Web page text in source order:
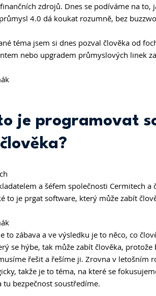
zdrojů. Dnes se podíváme na to,
4.0 dá koukat rozumně, bez
téma jsem si dnes pozval člověka od
nebo upgradem průmyslových linek
je programovat
a šéfem společnosti Cermitech
to je prgat software, který může zabít
to zábava a ve výsledku je to něco, co
se hýbe, tak může zabít člověka,
řešit a řešíme ji. Zrovna v letošním
takže je to téma, na které se
tu bezpečnost soustředíme.